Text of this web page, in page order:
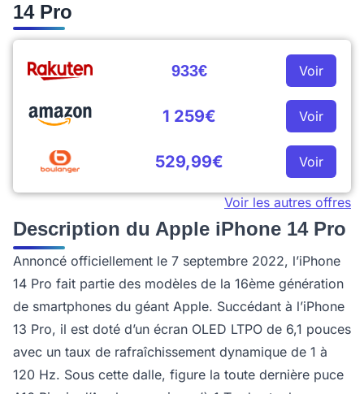
14 Pro
933€ Voir
1 259€ Voir
529,99€ Voir
Voir les autres offres
Description du Apple iPhone 14 Pro
Annoncé officiellement le 7 septembre 2022, l’iPhone
14 Pro fait partie des modèles de la 16ème génération
de smartphones du géant Apple. Succédant à l’iPhone
13 Pro, il est doté d’un écran OLED LTPO de 6,1 pouces
avec un taux de rafraîchissement dynamique de 1 à
120 Hz. Sous cette dalle, figure la toute dernière puce